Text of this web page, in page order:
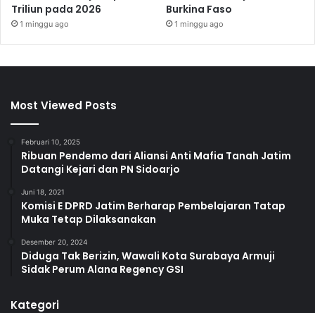
Triliun pada 2026
1 minggu ago
Burkina Faso
1 minggu ago
Most Viewed Posts
Februari 10, 2025
Ribuan Pendemo dari Aliansi Anti Mafia Tanah Jatim
Datangi Kejari dan PN Sidoarjo
Juni 18, 2021
Komisi E DPRD Jatim Berharap Pembelajaran Tatap
Muka Tetap Dilaksanakan
Desember 20, 2024
Diduga Tak Berizin, Wawali Kota Surabaya Armuji
Sidak Perum Alana Regency GSI
Kategori